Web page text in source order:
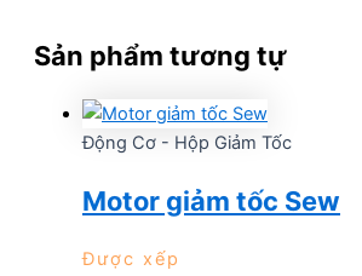
Sản phẩm tương tự
Động Cơ - Hộp Giảm Tốc
Motor giảm tốc Sew
Được xếp